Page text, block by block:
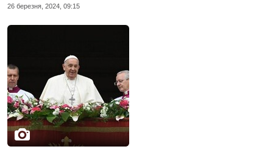
26 березня, 2024, 09:15